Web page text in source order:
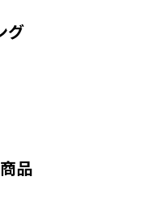
グ
品